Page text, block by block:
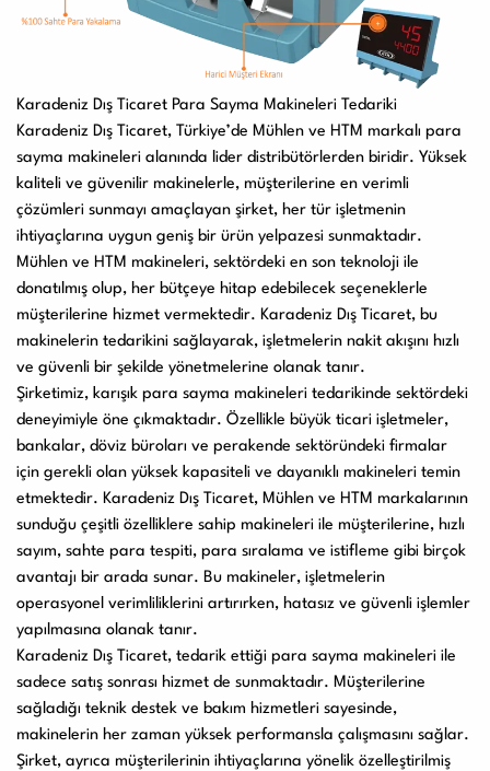
Karadeniz Dış Ticaret Para Sayma Makineleri Tedariki
Karadeniz Dış Ticaret, Türkiye’de Mühlen ve HTM markalı para
sayma makineleri alanında lider distribütörlerden biridir. Yüksek
kaliteli ve güvenilir makinelerle, müşterilerine en verimli
çözümleri sunmayı amaçlayan şirket, her tür işletmenin
ihtiyaçlarına uygun geniş bir ürün yelpazesi sunmaktadır.
Mühlen ve HTM makineleri, sektördeki en son teknoloji ile
donatılmış olup, her bütçeye hitap edebilecek seçeneklerle
müşterilerine hizmet vermektedir. Karadeniz Dış Ticaret, bu
makinelerin tedarikini sağlayarak, işletmelerin nakit akışını hızlı
ve güvenli bir şekilde yönetmelerine olanak tanır.
Şirketimiz, karışık para sayma makineleri tedarikinde sektördeki
deneyimiyle öne çıkmaktadır. Özellikle büyük ticari işletmeler,
bankalar, döviz büroları ve perakende sektöründeki firmalar
için gerekli olan yüksek kapasiteli ve dayanıklı makineleri temin
etmektedir. Karadeniz Dış Ticaret, Mühlen ve HTM markalarının
sunduğu çeşitli özelliklere sahip makineleri ile müşterilerine, hızlı
sayım, sahte para tespiti, para sıralama ve istifleme gibi birçok
avantajı bir arada sunar. Bu makineler, işletmelerin
operasyonel verimliliklerini artırırken, hatasız ve güvenli işlemler
yapılmasına olanak tanır.
Karadeniz Dış Ticaret, tedarik ettiği para sayma makineleri ile
sadece satış sonrası hizmet de sunmaktadır. Müşterilerine
sağladığı teknik destek ve bakım hizmetleri sayesinde,
makinelerin her zaman yüksek performansla çalışmasını sağlar.
Şirket, ayrıca müşterilerinin ihtiyaçlarına yönelik özelleştirilmiş